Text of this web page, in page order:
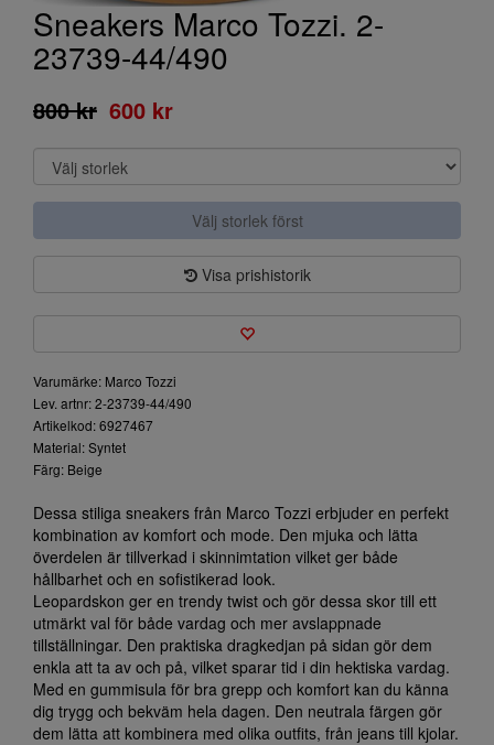
Sneakers Marco Tozzi. 2-
23739-44/490
800 kr 600 kr
Välj storlek först
Visa prishistorik
Varumärke: Marco Tozzi
Lev. artnr: 2-23739-44/490
Artikelkod: 6927467
Material: Syntet
Färg: Beige
Dessa stiliga sneakers från Marco Tozzi erbjuder en perfekt
kombination av komfort och mode. Den mjuka och lätta
överdelen är tillverkad i skinnimtation vilket ger både
hållbarhet och en sofistikerad look.
Leopardskon ger en trendy twist och gör dessa skor till ett
utmärkt val för både vardag och mer avslappnade
tillställningar. Den praktiska dragkedjan på sidan gör dem
enkla att ta av och på, vilket sparar tid i din hektiska vardag.
Med en gummisula för bra grepp och komfort kan du känna
dig trygg och bekväm hela dagen. Den neutrala färgen gör
dem lätta att kombinera med olika outfits, från jeans till kjolar.